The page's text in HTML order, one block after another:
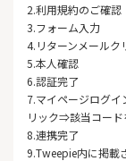
2.利用規約のご確認
3.フォーム入力
4.リターンメールク
5.本人確認
6.認証完了
7.マイページログ
リック⇒該当コー
8.連携完了
9.Tweepie内に掲載